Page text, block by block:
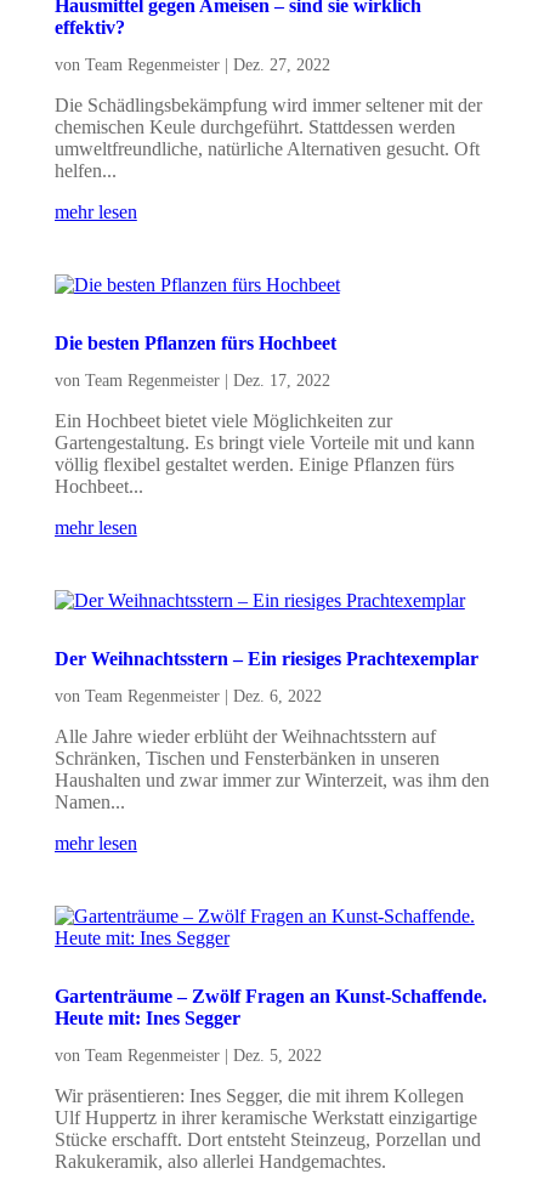
Hausmittel gegen Ameisen – sind sie wirklich
effektiv?
von Team Regenmeister| Dez. 27, 2022
Die Schädlingsbekämpfung wird immer seltener mit der
chemischen Keule durchgeführt. Stattdessen werden
umweltfreundliche, natürliche Alternativen gesucht. Oft
helfen...
mehr lesen
Die besten Pflanzen fürs Hochbeet
von Team Regenmeister| Dez. 17, 2022
Ein Hochbeet bietet viele Möglichkeiten zur
Gartengestaltung. Es bringt viele Vorteile mit und kann
völlig flexibel gestaltet werden. Einige Pflanzen fürs
Hochbeet...
mehr lesen
Der Weihnachtsstern – Ein riesiges Prachtexemplar
von Team Regenmeister| Dez. 6, 2022
Alle Jahre wieder erblüht der Weihnachtsstern auf
Schränken, Tischen und Fensterbänken in unseren
Haushalten und zwar immer zur Winterzeit, was ihm den
Namen...
mehr lesen
Gartenträume – Zwölf Fragen an Kunst-Schaffende.
Heute mit: Ines Segger
von Team Regenmeister| Dez. 5, 2022
Wir präsentieren: Ines Segger, die mit ihrem Kollegen
Ulf Huppertz in ihrer keramische Werkstatt einzigartige
Stücke erschafft. Dort entsteht Steinzeug, Porzellan und
Rakukeramik, also allerlei Handgemachtes.